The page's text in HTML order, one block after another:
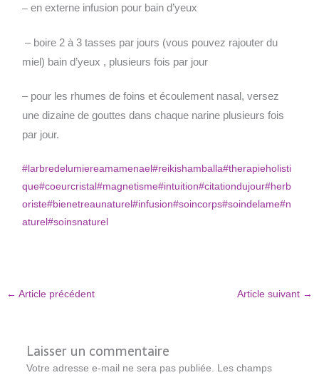
–en externe infusion pour bain d’yeux
– boire 2 à 3 tasses par jours (vous pouvez rajouter du
miel) bain d’yeux , plusieurs fois par jour
– pour les rhumes de foins et écoulement nasal, versez
une dizaine de gouttes dans chaque narine plusieurs fois
par jour.
#larbredelumiereamamenael#reikishamballa#therapieholisti
que#coeurcristal#magnetisme#intuition#citationdujour#herb
oriste#bienetreaunaturel#infusion#soincorps#soindelame#n
aturel#soinsnaturel
← Article précédent Article suivant →
Laisser un commentaire
Votre adresse e-mail ne sera pas publiée. Les champs